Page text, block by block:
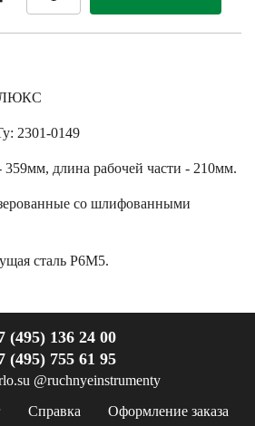
: 2301-0149
длина рабочей части - 210мм.
со шлифованными
сталь Р6М5.
Справка
Оформление заказа
(495) 136 24 00
(495) 755 61 95
@ruchnyeinstrumenty